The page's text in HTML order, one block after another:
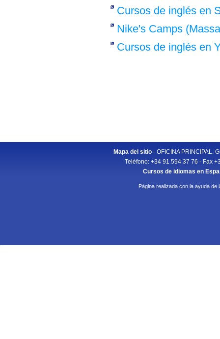
Cursos de inglés en
Nike's Camps
Cursos de inglés en
Mapa del sitio- OFICINA PRINCIPAL.
Teléfono: +34 91 594 37 76 - Fax
Cursos de idiomas en
Página realizada con la ayuda